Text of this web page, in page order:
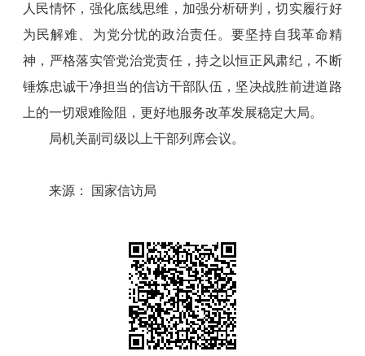
人民情怀，强化底线思维，加强分析研判，切实履行好
为民解难、为党分忧的政治责任。要坚持自我革命精
神，严格落实管党治党责任，持之以恒正风肃纪，不断
锤炼忠诚干净担当的信访干部队伍，坚决战胜前进道路
上的一切艰难险阻，更好地服务改革发展稳定大局。
局机关副司级以上干部列席会议。
来源： 国家信访局